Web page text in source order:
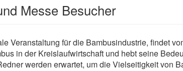
Messe Besucher
Veranstaltung für die Bambusindustrie, findet
in der Kreislaufwirtschaft und hebt seine
werden erwartet, um die Vielseitigkeit von